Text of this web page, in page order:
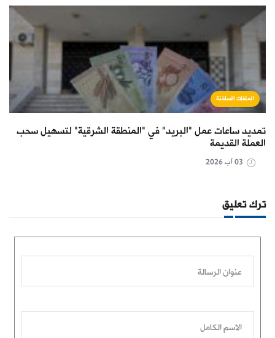
الملفات الساخنة
تمديد ساعات عمل "البريد" في "المنطقة الشرقية" لتسهيل سحب
العملة القديمة
ترك تعليق
عنوان الرسالة
الاسم الكامل